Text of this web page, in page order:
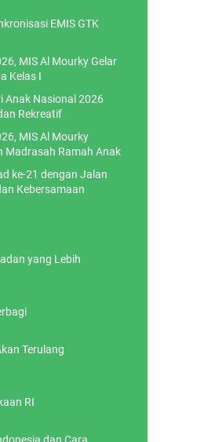
EMIS GTK
MIS Al Mourky Gelar
Kelas I
Anak Nasional 2026
Rekreatif
MIS Al Mourky
Madrasah Ramah Anak
ke-21 dengan Jalan
Kebersamaan
yang Lebih
Terulang
RI